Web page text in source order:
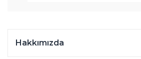
Hakkımızda